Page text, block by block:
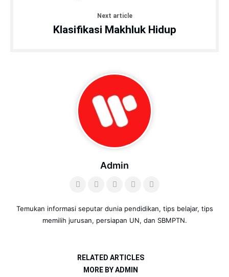
Next article
Klasifikasi Makhluk Hidup
Admin
Temukan informasi seputar dunia pendidikan, tips belajar, tips
memilih jurusan, persiapan UN, dan SBMPTN.
RELATED ARTICLES
MORE BY ADMIN